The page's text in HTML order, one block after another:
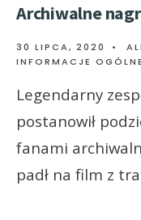
Archiwalne
30 LIPCA, 2020 •
INFORMACJE OGÓLNE
Legendarny
postanowił
fanami
padł na film z